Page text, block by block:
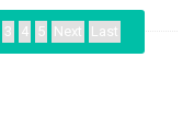
3 4 5 Next Last